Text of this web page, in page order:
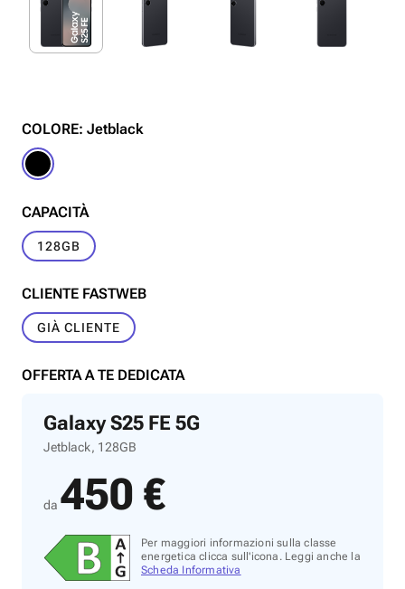
COLORE: Jetblack
CAPACITÀ
128GB
CLIENTE FASTWEB
GIÀ CLIENTE
OFFERTA A TE DEDICATA
Galaxy S25 FE 5G
Jetblack, 128GB
da 450 €
Per maggiori informazioni sulla classe
energetica clicca sull'icona. Leggi anche la
Scheda Informativa